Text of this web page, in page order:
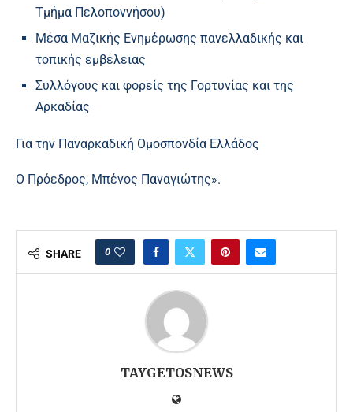
Τμήμα Πελοποννήσου)
Μέσα Μαζικής Ενημέρωσης πανελλαδικής και
τοπικής εμβέλειας
Συλλόγους και φορείς της Γορτυνίας και της
Αρκαδίας
Για την Παναρκαδική Ομοσπονδία Ελλάδος
Ο Πρόεδρος, Μπένος Παναγιώτης».
SHARE 0
TAYGETOSNEWS